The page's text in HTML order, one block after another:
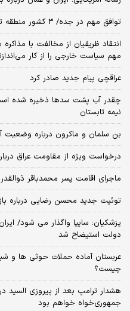
توافق مهم در جده/ 3 کشور منطقه توافقنامه نظامی امضا می‌کنند
انتقاد ظریفیان از مخالفت با
مهم سیاست خارجی را از کار
عراقچی پیام جدید صادر کرد
چقدر آب پشت سدها ذخیره شده
نیمه تابستان
بن سلمان و ماکرون درباره وضعیت
درخواست ویژه از مقاومت عراق
ماجرای اقامت پسر محمدباقر
توئیت جدید محسن رضایی درباره
پزشکیان: سایپا واگذار می شود/
دولت استیضاح شد
عربستان آماده حملات حوثی ها و
چیست؟
هشدار ترامپ بعد از پیروزی السید
جمهوری‌خواه خواهم بود